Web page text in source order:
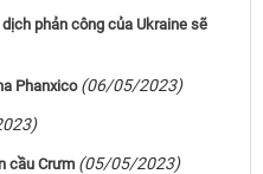
phản công của Ukraine sẽ
Phanxico (06/05/2023)
cầu Crưm (05/05/2023)